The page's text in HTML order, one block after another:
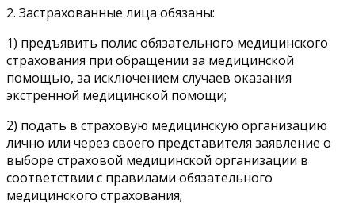
2. Застрахованные лица обязаны:
1) предъявить полис обязательного медицинского
страхования при обращении за медицинской
помощью, за исключением случаев оказания
экстренной медицинской помощи;
2) подать в страховую медицинскую организацию
лично или через своего представителя заявление о
выборе страховой медицинской организации в
соответствии с правилами обязательного
медицинского страхования;